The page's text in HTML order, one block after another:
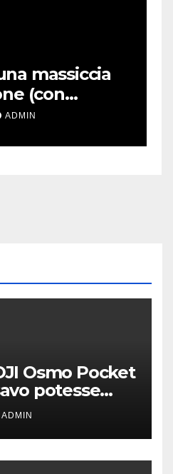
massiccia
(con
dopo l’addio
ADMIN
Osmo Pocket
potesse
ADMIN